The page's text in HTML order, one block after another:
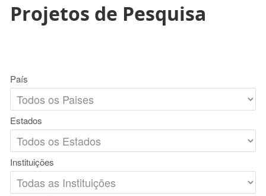
Projetos de Pesquisa
País
Estados
Instituições